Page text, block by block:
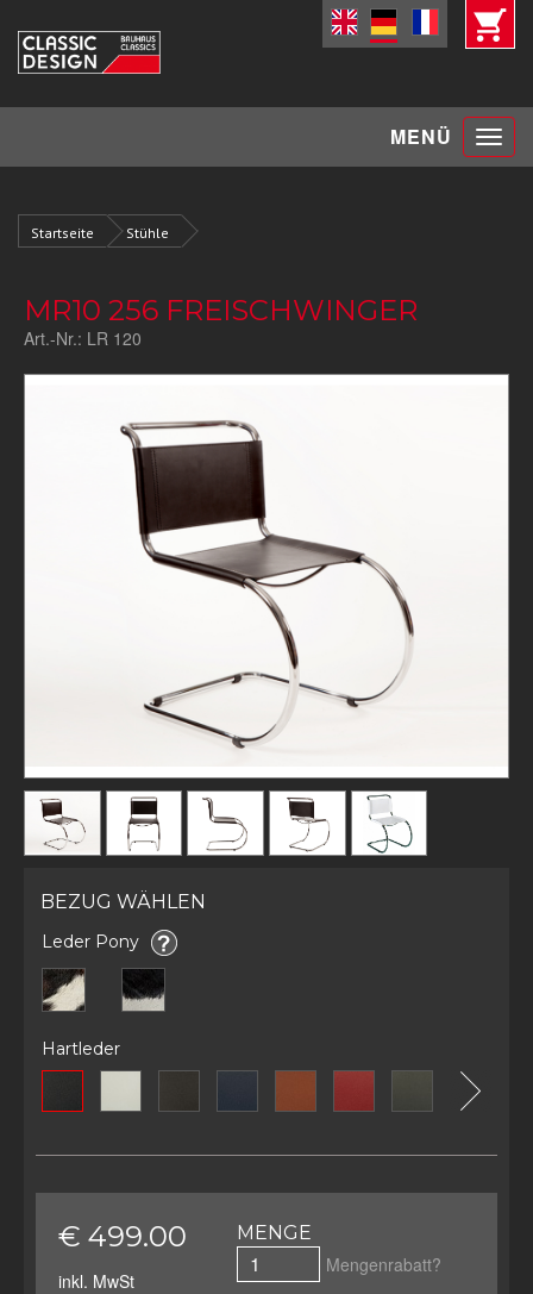
MENÜ Toggle
Startseite Stühle
MR10 256 FREISCHWINGER
Art.-Nr.: LR 120
BEZUG WÄHLEN
Leder Pony
Hartleder
€ 499.00
inkl. MwSt
MENGE
Mengenrabatt?